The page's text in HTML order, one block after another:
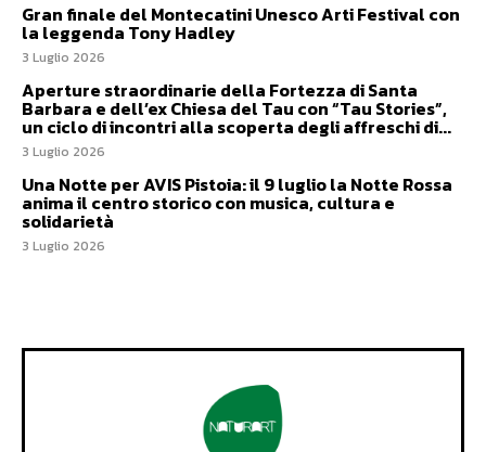
Gran finale del Montecatini Unesco Arti Festival con
la leggenda Tony Hadley
3 Luglio 2026
Aperture straordinarie della Fortezza di Santa
Barbara e dell’ex Chiesa del Tau con “Tau Stories”,
un ciclo di incontri alla scoperta degli affreschi di...
3 Luglio 2026
Una Notte per AVIS Pistoia: il 9 luglio la Notte Rossa
anima il centro storico con musica, cultura e
solidarietà
3 Luglio 2026